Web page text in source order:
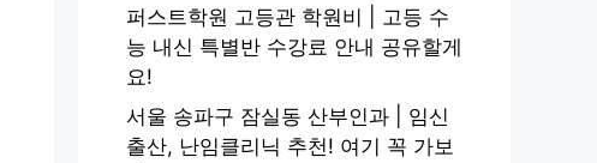
퍼스트학원 고등관 학원비 | 고등 수
능 내신 특별반 수강료 안내 공유할게
요!
서울 송파구 잠실동 산부인과 | 임신
출산, 난임클리닉 추천! 여기 꼭 가보